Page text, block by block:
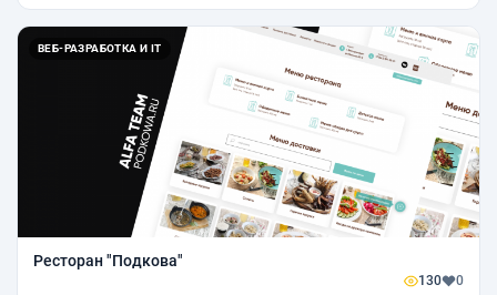
ВЕБ-РАЗРАБОТКА И IT
Ресторан "Подкова"
130 0